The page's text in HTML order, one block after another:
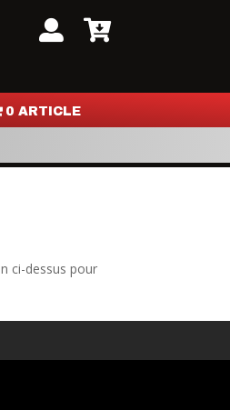
0 ARTICLE
ci-dessus pour